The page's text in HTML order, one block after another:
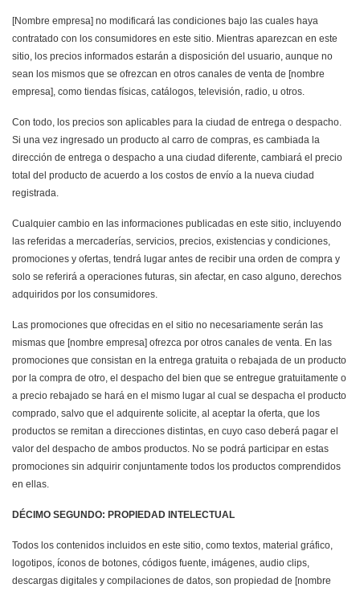
[Nombre empresa] no modificará las condiciones bajo las cuales haya
contratado con los consumidores en este sitio. Mientras aparezcan en este
sitio, los precios informados estarán a disposición del usuario, aunque no
sean los mismos que se ofrezcan en otros canales de venta de [nombre
empresa], como tiendas físicas, catálogos, televisión, radio, u otros.
Con todo, los precios son aplicables para la ciudad de entrega o despacho.
Si una vez ingresado un producto al carro de compras, es cambiada la
dirección de entrega o despacho a una ciudad diferente, cambiará el precio
total del producto de acuerdo a los costos de envío a la nueva ciudad
registrada.
Cualquier cambio en las informaciones publicadas en este sitio, incluyendo
las referidas a mercaderías, servicios, precios, existencias y condiciones,
promociones y ofertas, tendrá lugar antes de recibir una orden de compra y
solo se referirá a operaciones futuras, sin afectar, en caso alguno, derechos
adquiridos por los consumidores.
Las promociones que ofrecidas en el sitio no necesariamente serán las
mismas que [nombre empresa] ofrezca por otros canales de venta. En las
promociones que consistan en la entrega gratuita o rebajada de un producto
por la compra de otro, el despacho del bien que se entregue gratuitamente o
a precio rebajado se hará en el mismo lugar al cual se despacha el producto
comprado, salvo que el adquirente solicite, al aceptar la oferta, que los
productos se remitan a direcciones distintas, en cuyo caso deberá pagar el
valor del despacho de ambos productos. No se podrá participar en estas
promociones sin adquirir conjuntamente todos los productos comprendidos
en ellas.
DÉCIMO SEGUNDO: PROPIEDAD INTELECTUAL
Todos los contenidos incluidos en este sitio, como textos, material gráfico,
logotipos, íconos de botones, códigos fuente, imágenes, audio clips,
descargas digitales y compilaciones de datos, son propiedad de [nombre